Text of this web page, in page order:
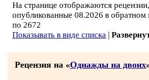
На странице отображаются рецензии,
опубликованные 08.2026 в обратном
по 2672
Показывать в виде списка |
Рецензия на «Однажды на двоих